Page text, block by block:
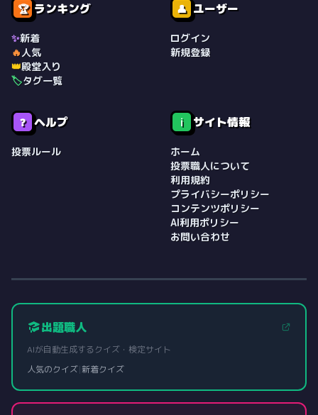
🏆 ランキング
✨新着
🔥人気
👑殿堂入り
🏷️タグ一覧
👤 ユーザー
ログイン
新規登録
❓ ヘルプ
投票ルール
ℹ️ サイト情報
ホーム
投票職人について
利用規約
プライバシーポリシー
コンテンツポリシー
AI利用ポリシー
お問い合わせ
出題職人
AIが自動生成するクイズ・検定サイト
人気のクイズ|新着クイズ